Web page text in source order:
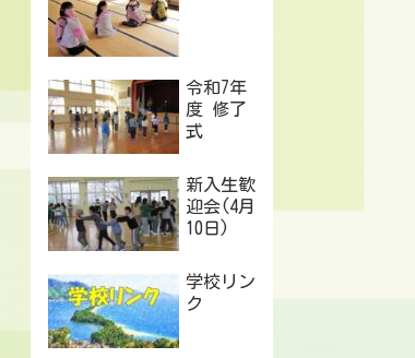
令和7年
度 修了
式
新入生歓
迎会(4月
10日)
学校リン
ク